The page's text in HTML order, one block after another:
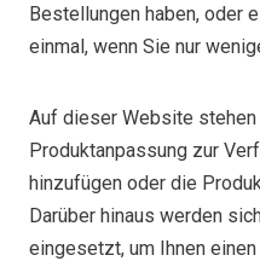
Bestellungen haben, oder
einmal, wenn Sie nur
Auf dieser Website stehen
Produktanpassung zur
hinzufügen oder die
Darüber hinaus werden
eingesetzt, um Ihnen